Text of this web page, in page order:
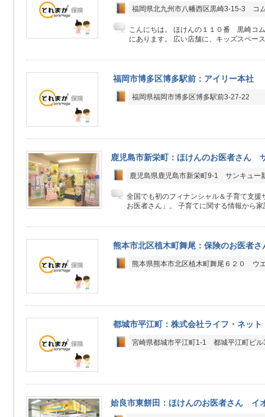
福岡県北九州市八幡西区黒崎3-15-3 コ
こんにちは。 ほけんの１１０番 黒崎コ
にあります。 広い店舗に、キッズスペー
福岡市博多区博多駅前：アイリー本社
福岡県福岡市博多区博多駅前3‐27‐22
鹿児島市新栄町：ほけんのお医者さん
鹿児島県鹿児島市新栄町9-1 サンキュ
全国でも初のフィナンシャル＆子育て支援
お医者さん」。 子育てに関する情報から
熊本市北区植木町舞尾：保険のお医者さ
熊本県熊本市北区植木町舞尾６２０ ウ
都城市平江町：株式会社ライフ・ネット
宮崎県都城市平江町1-1 都城平江町ビル
姶良市東餅田：ほけんのお医者さん イ